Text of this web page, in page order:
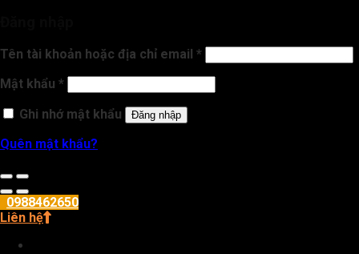
Tên tài khoản hoặc địa chỉ email *
Mật khẩu *
Ghi nhớ mật khẩu
Đăng nhập
Quên mật khẩu?
0988462650
Liên hệ